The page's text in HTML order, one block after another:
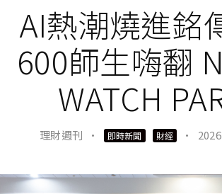
AI熱潮燒進銘
600師生嗨翻
WATCH
理財週刊 · 即時新聞 財經 ·